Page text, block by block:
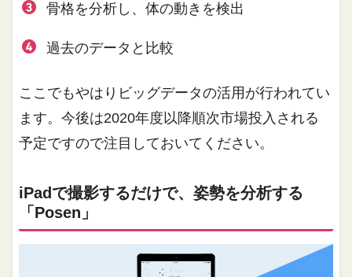
骨格を分析し、体の動きを検出
過去のデータと比較
ここでもやはりビッグデータの活用が行われてい
ます。今後は2020年度以降順次市場投入される
予定ですので注目しておいてください。
iPadで撮影するだけで、姿勢を分析する
「Posen」